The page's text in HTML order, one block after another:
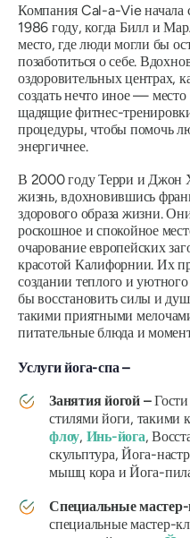
Компания Cal-a-Vie начала
1986 году, когда Билл и
место, где люди могли бы
позаботиться о себе.
оздоровительных центрах,
создать нечто иное —
щадящие фитнес-
процедуры, чтобы помочь
энергичнее.
В 2000 году Терри и Джон
жизнь, вдохновившись
здорового образа жизни.
роскошное и спокойное
очарование европейских
красотой Калифорнии. Их
создании теплого и
бы восстановить силы и
такими приятными
питательные блюда и
Услуги йога-спа –
Занятия йогой –
стилями йоги, такими
флоу, Инь-йога,
скульптура, Йога-
мышц кора и Йога-
Специальные
специальные мастер-